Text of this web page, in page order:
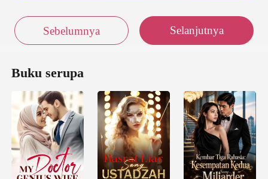
Sebelumnya Selanjutnya
Buku serupa